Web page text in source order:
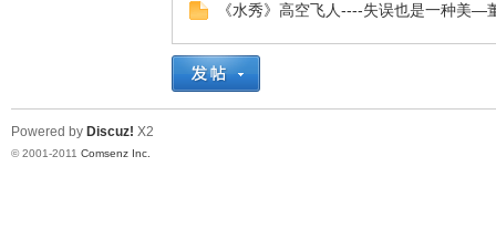
《水秀》高空飞人----失误也是一种美—
Powered by Discuz! X2
© 2001-2011 Comsenz Inc.